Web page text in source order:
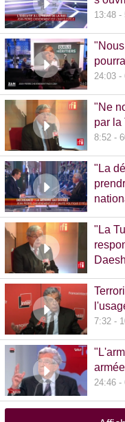
13:48 -
24:03 -
"Ne
par la
8:52 -
"La
"La
7:32 -
24:46 -